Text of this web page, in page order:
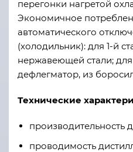
перегонки нагретой
Экономичное
автоматического
(холодильник): для 1-й
нержавеющей стали;
дефлегматор, из
Технические
производительность
проводимость